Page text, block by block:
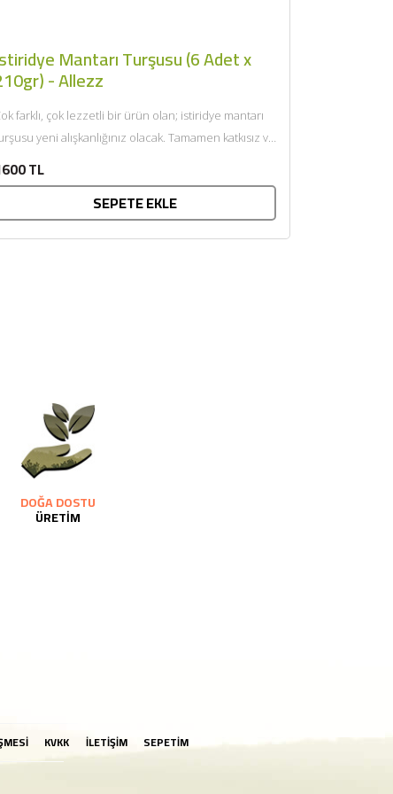
Mantarı Turşusu (6 Adet x
- Allezz
farklı, çok lezzetli bir ürün olan; istiridye mantarı
yeni alışkanlığınız olacak. Tamamen katkısız ve
TL
SEPETE EKLE
DOĞA DOSTU
ÜRETİM
KVKK İLETİŞİM SEPETİM